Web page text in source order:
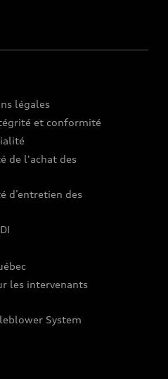
légales
et conformité
de l'achat des
d’entretien des
les intervenants
System